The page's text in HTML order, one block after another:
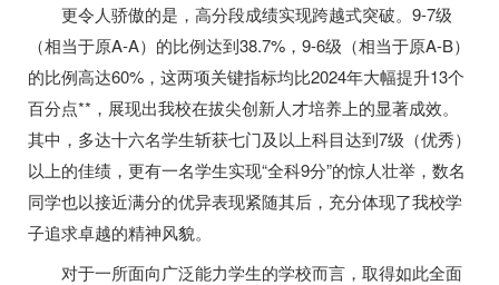
更令人骄傲的是，高分段成绩实现跨越式突破。9-7级
（相当于原A-A）的比例达到38.7%，9-6级（相当于原A-B）
的比例高达60%，这两项关键指标均比2024年大幅提升13个
百分点**，展现出我校在拔尖创新人才培养上的显著成效。
其中，多达十六名学生斩获七门及以上科目达到7级（优秀）
以上的佳绩，更有一名学生实现“全科9分”的惊人壮举，数名
同学也以接近满分的优异表现紧随其后，充分体现了我校学
子追求卓越的精神风貌。
对于一所面向广泛能力学生的学校而言，取得如此全面